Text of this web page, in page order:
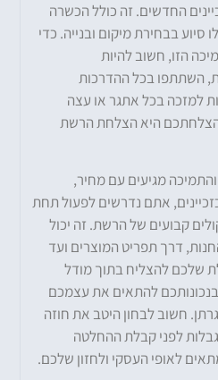
החדשים. זה כולל הכשרה
סיוע בבחירת מיקום ובנייה. כדי
הזו, חשוב להיות
השתתפו בכל ההדרכות
למזכה בכל אתגר או עצה
היא הצלחת הרשת
מגיעים עם מחיר,
אתם נדרשים לפעול תחת
קבועים של הרשת. זה יכול
דרך תפריט המוצרים ועד
שלכם להצליח בתוך מודל
להתאים את עצמכם
חשוב לבחון היטב את חוזה
לפני קבלת ההחלטה
לאופי העסקי ולחזון שלכם.